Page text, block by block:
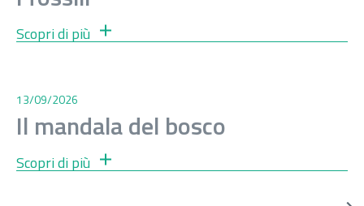
Scopri di più
13/09/2026
Il mandala del bosco
Scopri di più